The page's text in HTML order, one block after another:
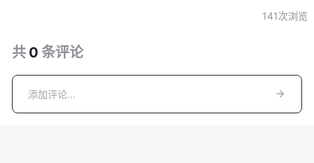
141次浏览
共 0 条评论